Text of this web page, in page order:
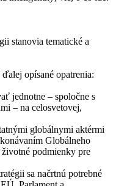
stanovia tematické a
opísané opatrenia:
jednotne – spoločne s
– na celosvetovej,
globálnymi aktérmi
Globálneho
podmienky pre
sa načrtnú potrebné